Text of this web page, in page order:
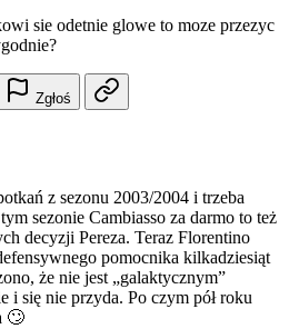
sie odetnie glowe to moze przezyc
Zgłoś
z sezonu 2003/2004 i trzeba
sezonie Cambiasso za darmo to też
decyzji Pereza. Teraz Florentino
pomocnika kilkadziesiąt
że nie jest „galaktycznym”
i się nie przyda. Po czym pół roku
🙄